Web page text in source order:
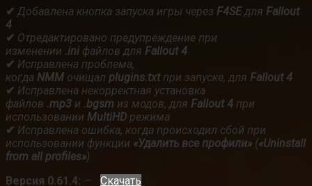
✔ Добавлена кнопка запуска игры через F4SEдля Fallout
4
✔ Отредактировано предупреждение при
изменении .ini файлов для Fallout 4
✔ Исправлена проблема,
когда NMM очищал plugins.txtпри запуске, для Fallout 4
✔ Исправлена некорректная установка
файлов .mp3 и .bgsm из модов, для Fallout 4 при
использовании MultiHD режима
✔ Исправлена ошибка, когда происходил сбой при
использовании функции «Удалить все профили» («Uninstall
from all profiles»)
Версия 0.61.4: — Скачать